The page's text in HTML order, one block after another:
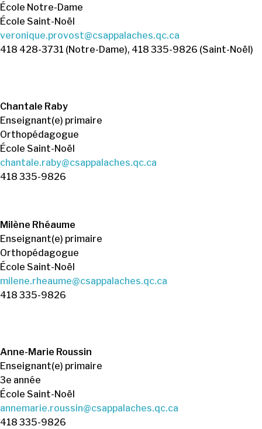
École Notre-Dame
École Saint-Noël
veronique.provost@csappalaches.qc.ca
418 428-3731 (Notre-Dame), 418 335-9826 (Saint-Noël)
Chantale Raby
Enseignant(e) primaire
Orthopédagogue
École Saint-Noël
chantale.raby@csappalaches.qc.ca
418 335-9826
Milène Rhéaume
Enseignant(e) primaire
Orthopédagogue
École Saint-Noël
milene.rheaume@csappalaches.qc.ca
418 335-9826
Anne-Marie Roussin
Enseignant(e) primaire
3e année
École Saint-Noël
annemarie.roussin@csappalaches.qc.ca
418 335-9826